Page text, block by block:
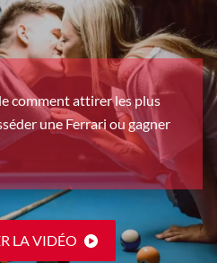
comment attirer les plus
une Ferrari ou gagner
LA VIDÉO